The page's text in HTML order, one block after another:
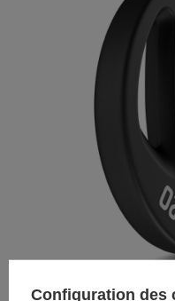
Configuration des